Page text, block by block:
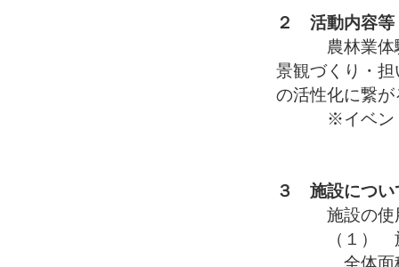
２ 活動内容等
農林業体験
景観づくり・
の活性化に繋
※イベントな
３ 施設につい
施設の使用
（１） 施
全体面積は